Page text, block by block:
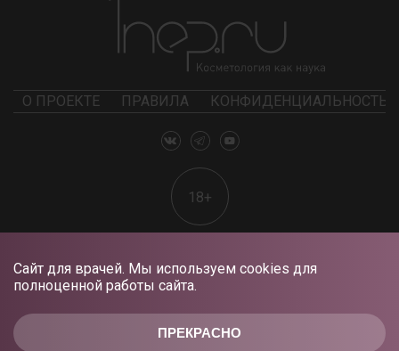
ПРЕКРАСНО
Сайт для врачей. Мы используем cookies для
полноценной работы сайта.
О ПРОЕКТЕ ПРАВИЛА КОНФИДЕНЦИАЛЬНОСТЬ
18+